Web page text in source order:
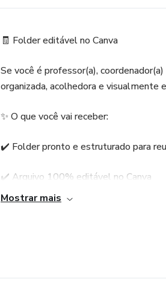
🧾 Folder editável no Canva
Se você é professor(a),
organizada, acolhedora e
✨ O que você vai receber:
✔️ Folder pronto e estruturado para
✔️ Arquivo 100% editável no Canva
Mostrar mais